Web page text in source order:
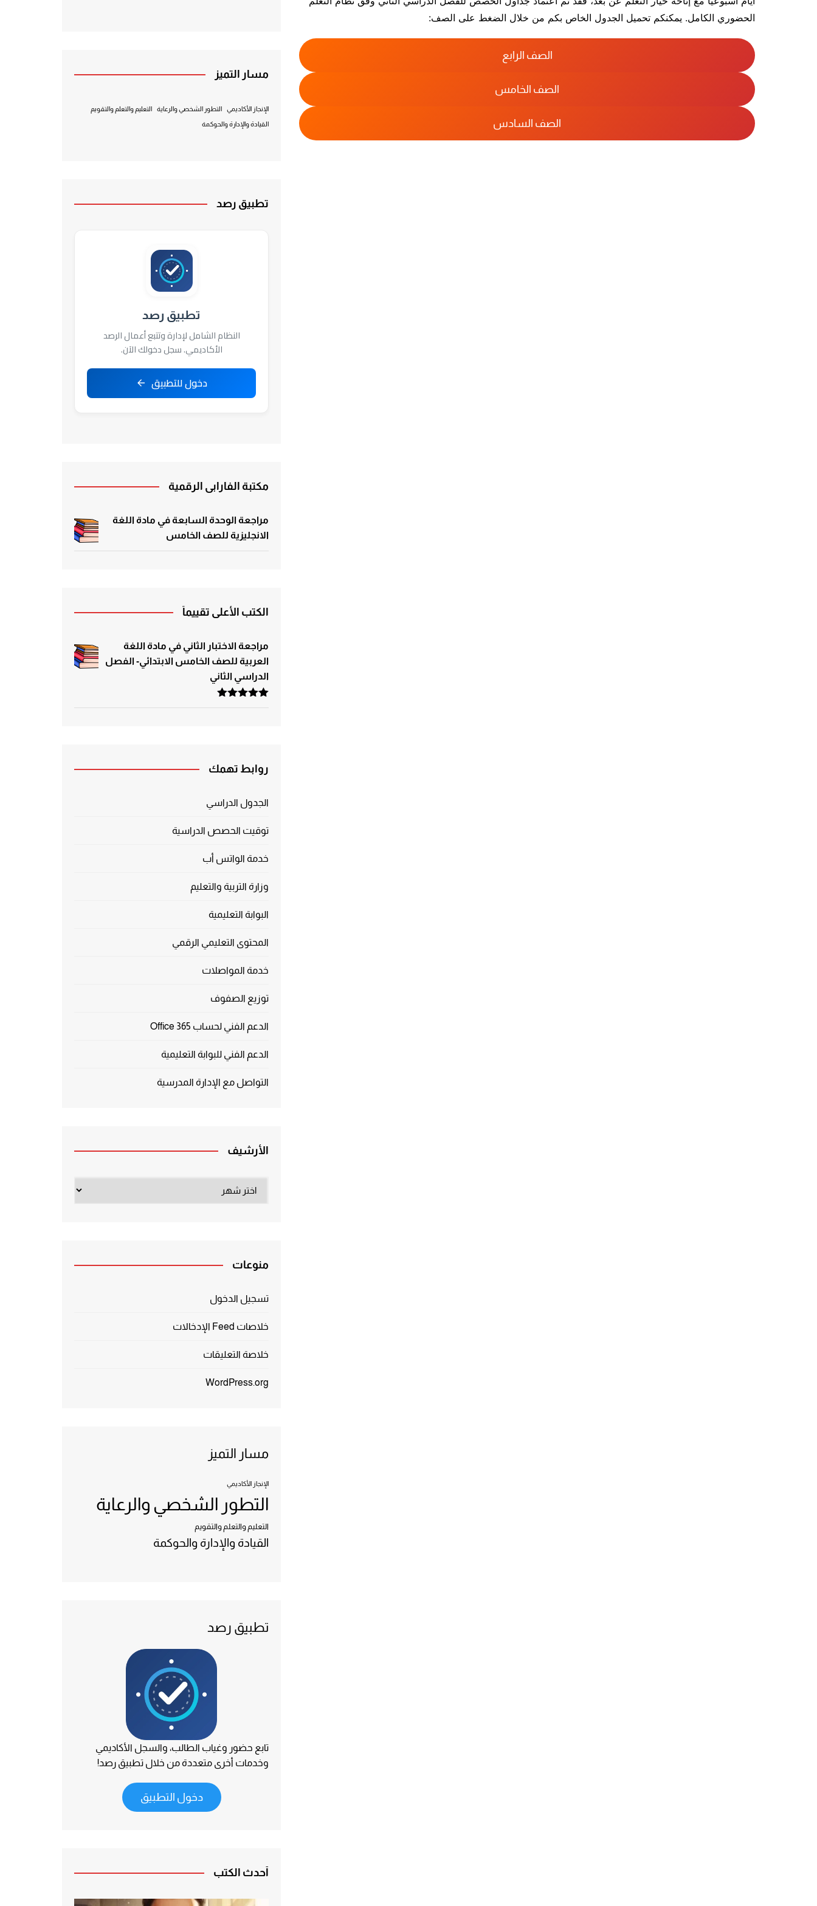
المواد الإثرائية
قسم التربية الأسرية
قسم التربية الخاصة
كشافة الفارابي
الحضوري الكامل. يمكنكم تحميل الجدول الخاص بكم من خلال الضغط على الصف:
الصف الرابع
الصف الخامس
الصف السادس
مسار التميز
الإنجاز الأكاديمي التطور الشخصي والرعاية التعليم والتعلم والتقويم
القيادة والإدارة والحوكمة
تطبيق رصد
تطبيق رصد
النظام الشامل لإدارة وتتبع أعمال الرصد
الأكاديمي. سجل دخولك الآن.
دخول للتطبيق
مكتبة الفارابي الرقمية
مراجعة الوحدة السابعة في مادة اللغة
الانجليزية للصف الخامس
الكتب الأعلى تقييماً
مراجعة الاختبار الثاني في مادة اللغة
العربية للصف الخامس الابتدائي- الفصل
الدراسي الثاني
تم التقييم
روابط تهمك
الجدول الدراسي
توقيت الحصص الدراسية
خدمة الواتس أب
وزارة التربية والتعليم
البوابة التعليمية
المحتوى التعليمي الرقمي
خدمة المواصلات
توزيع الصفوف
الدعم الفني لحساب Office 365
الدعم الفني للبوابة التعليمية
التواصل مع الإدارة المدرسية
الأرشيف
منوعات
تسجيل الدخول
خلاصات Feed الإدخالات
خلاصة التعليقات
WordPress.org
مسار التميز
الإنجاز الأكاديمي
التطور الشخصي والرعاية
التعليم والتعلم والتقويم
القيادة والإدارة والحوكمة
تطبيق رصد
تابع حضور وغياب الطالب، والسجل الأكاديمي
وخدمات أخرى متعددة من خلال تطبيق رصد!
دخول التطبيق
أحدث الكتب